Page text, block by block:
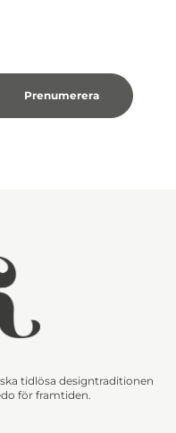
tidlösa designtraditionen
för framtiden.